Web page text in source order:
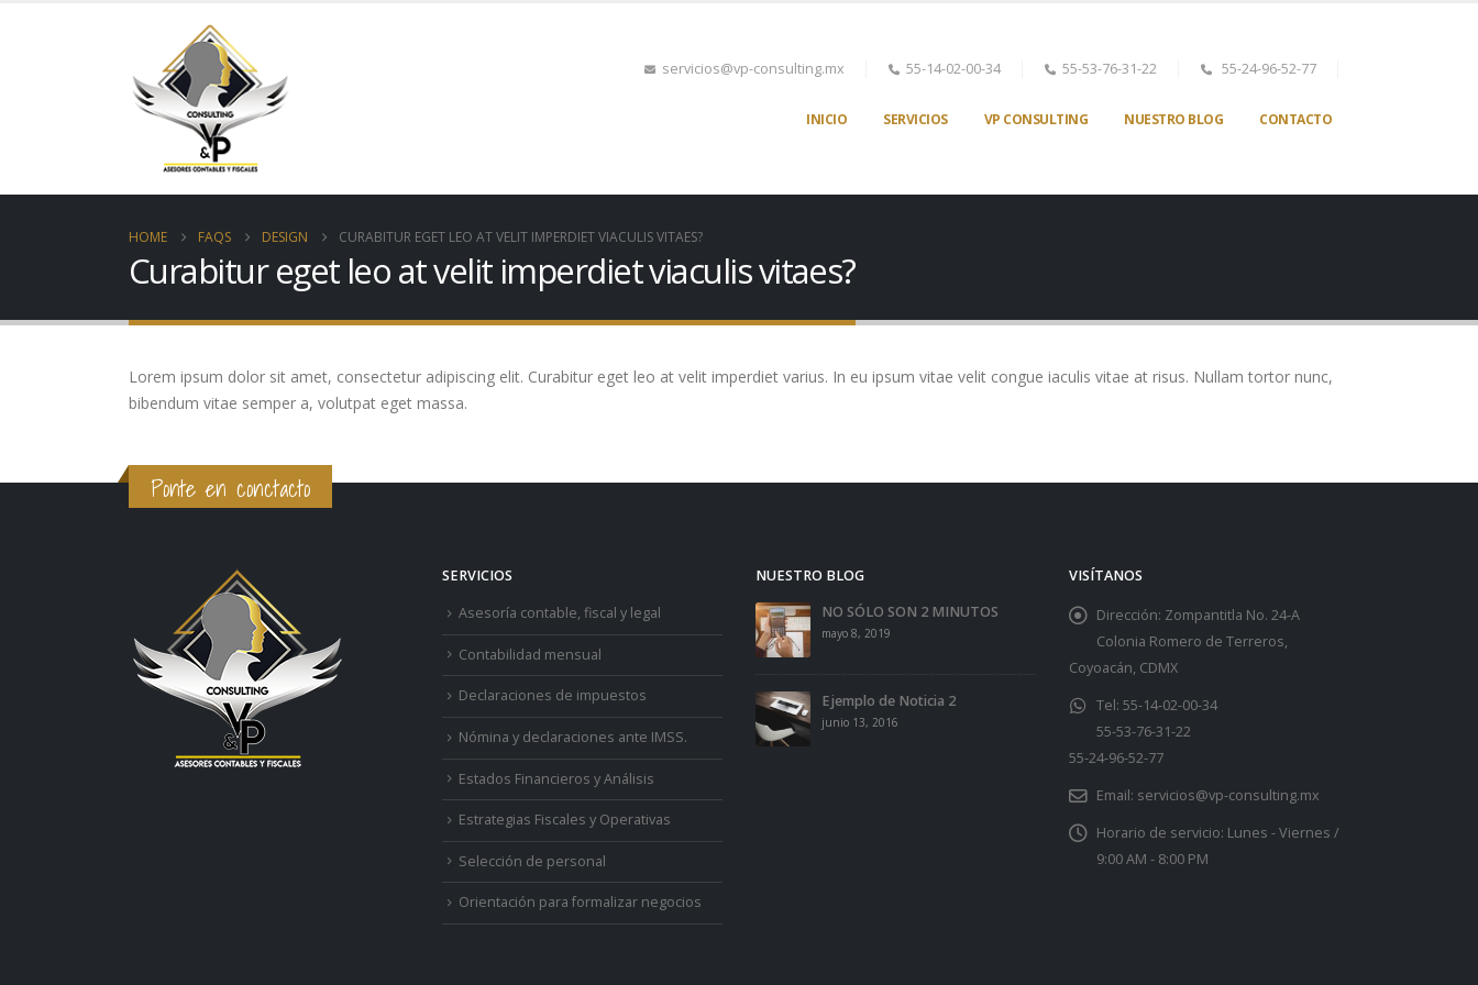
servicios@vp-consulting.mx 55-14-02-00-34 55-53-76-31-22 55-24-96-52-77
INICIO SERVICIOS VP CONSULTING NUESTRO BLOG CONTACTO
HOME FAQS DESIGN CURABITUR EGET LEO AT VELIT IMPERDIET VIACULIS VITAES?
Curabitur eget leo at velit imperdiet viaculis vitaes?
Lorem ipsum dolor sit amet, consectetur adipiscing elit. Curabitur eget leo at velit imperdiet varius. In eu ipsum vitae velit congue iaculis vitae at risus. Nullam tortor nunc,
bibendum vitae semper a, volutpat eget massa.
Ponte en conctacto
SERVICIOS
Asesoría contable, fiscal y legal
Contabilidad mensual
Declaraciones de impuestos
Nómina y declaraciones ante IMSS.
Estados Financieros y Análisis
Estrategias Fiscales y Operativas
Selección de personal
Orientación para formalizar negocios
NUESTRO BLOG
NO SÓLO SON 2 MINUTOS
mayo 8, 2019
Ejemplo de Noticia 2
junio 13, 2016
VISÍTANOS
Dirección: Zompantitla No. 24-A
Colonia Romero de Terreros,
Coyoacán, CDMX
Tel: 55-14-02-00-34
55-53-76-31-22
55-24-96-52-77
Email: servicios@vp-consulting.mx
Horario de servicio: Lunes - Viernes /
9:00 AM - 8:00 PM